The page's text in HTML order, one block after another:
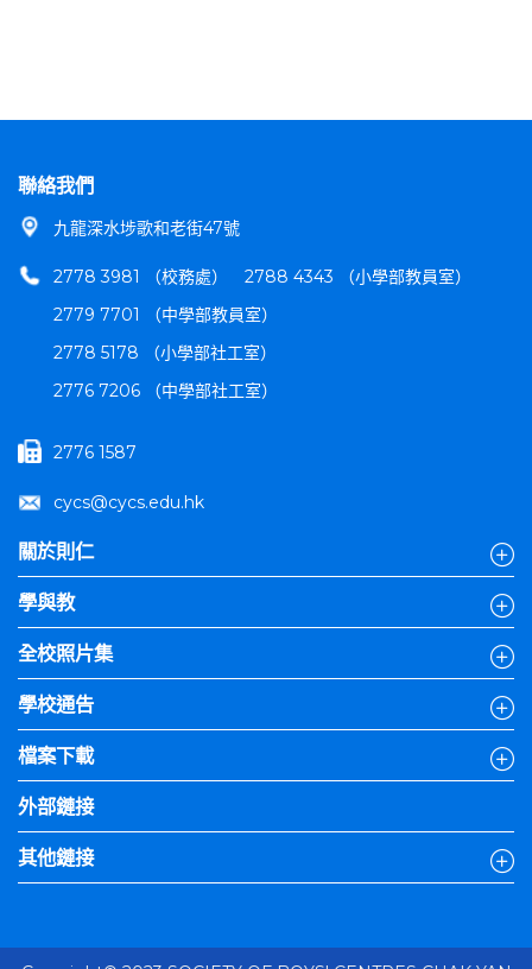
聯絡我們
九龍深水埗歌和老街47號
2778 3981 （校務處）
2788 4343 （小學部教員室）
2779 7701 （中學部教員室）
2778 5178 （小學部社工室）
2776 7206 （中學部社工室）
2776 1587
cycs@cycs.edu.hk
關於則仁
學與教
全校照片集
學校通告
檔案下載
外部鏈接
其他鏈接